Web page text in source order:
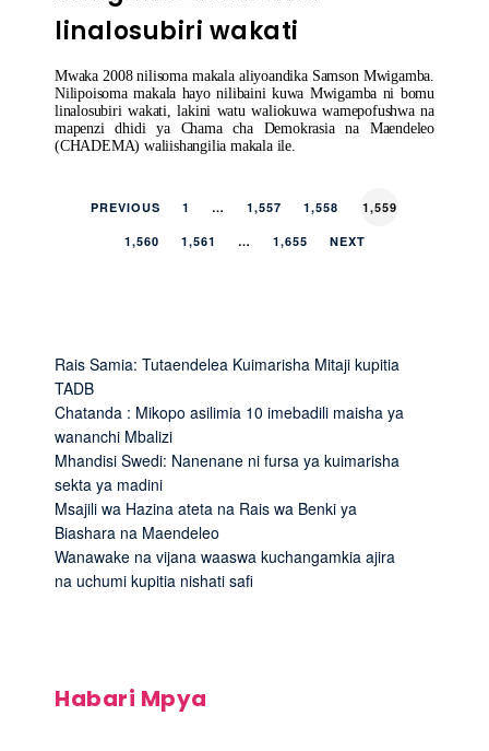
linalosubiri wakati
Mwaka 2008 nilisoma makala aliyoandika Samson Mwigamba.
Nilipoisoma makala hayo nilibaini kuwa Mwigamba ni bomu
linalosubiri wakati, lakini watu waliokuwa wamepofushwa na
mapenzi dhidi ya Chama cha Demokrasia na Maendeleo
(CHADEMA) waliishangilia makala ile.
PREVIOUS 1 … 1,557 1,558 1,559
1,560 1,561 … 1,655 NEXT
Rais Samia: Tutaendelea Kuimarisha Mitaji kupitia
TADB
Chatanda : Mikopo asilimia 10 imebadili maisha ya
wananchi Mbalizi
Mhandisi Swedi: Nanenane ni fursa ya kuimarisha
sekta ya madini
Msajili wa Hazina ateta na Rais wa Benki ya
Biashara na Maendeleo
Wanawake na vijana waaswa kuchangamkia ajira
na uchumi kupitia nishati safi
Habari Mpya